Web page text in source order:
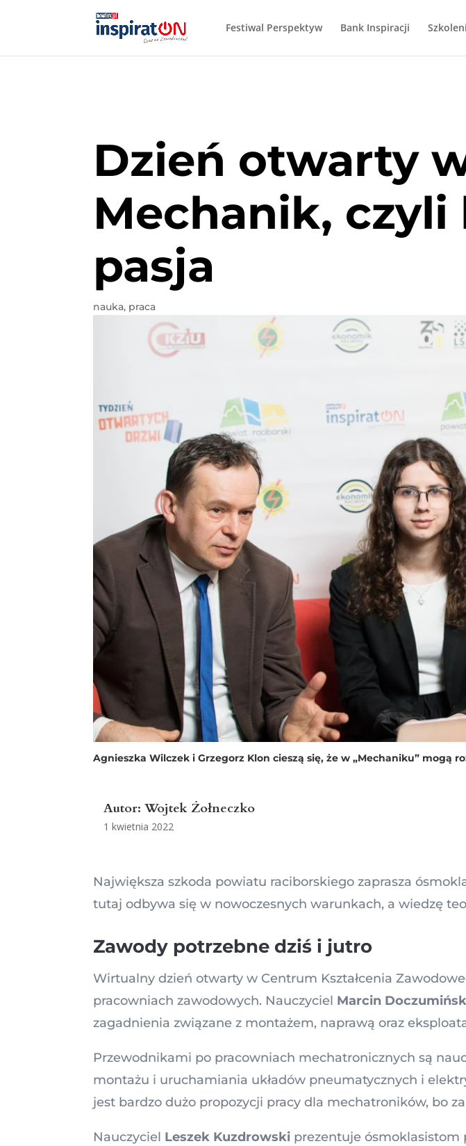
Festiwal Perspektyw Bank Inspiracji
Dzień otwarty
Mechanik,
pasja
nauka, praca
Agnieszka Wilczek i Grzegorz Klon cieszą się, że w „Mechaniku” mogą
Autor:Wojtek Żołneczko
1 kwietnia 2022
Największa szkoda powiatu raciborskiego zaprasza
tutaj odbywa się w nowoczesnych warunkach, a wiedzę
Zawody potrzebne dziś i jutro
Wirtualny dzień otwarty w Centrum Kształcenia
pracowniach zawodowych. Nauczyciel Marcin
zagadnienia związane z montażem, naprawą oraz
Przewodnikami po pracowniach mechatronicznych są
montażu i uruchamiania układów pneumatycznych i
jest bardzo dużo propozycji pracy dla mechatroników, bo
Nauczyciel Leszek Kuzdrowski prezentuje ósmoklasistom